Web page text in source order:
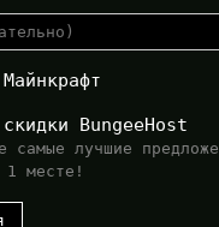
BungeeHost
самые лучшие
1 месте!